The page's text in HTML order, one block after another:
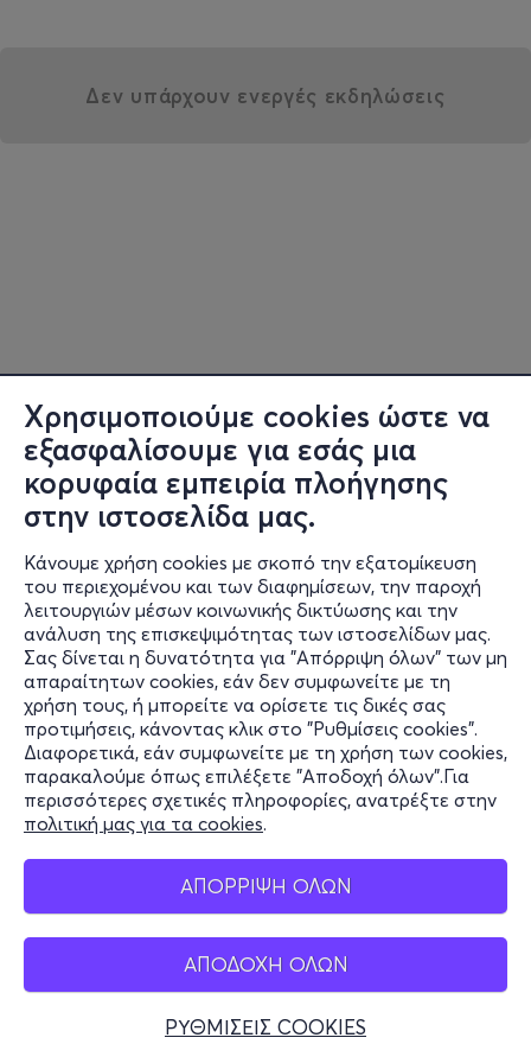
Χρησιμοποιούμε cookies ώστε να
εξασφαλίσουμε για εσάς μια
κορυφαία εμπειρία πλοήγησης
στην ιστοσελίδα μας.
Κάνουμε χρήση cookies με σκοπό την εξατομίκευση
του περιεχομένου και των διαφημίσεων, την παροχή
λειτουργιών μέσων κοινωνικής δικτύωσης και την
ανάλυση της επισκεψιμότητας των ιστοσελίδων μας.
Σας δίνεται η δυνατότητα για "Απόρριψη όλων" των μη
απαραίτητων cookies, εάν δεν συμφωνείτε με τη
χρήση τους, ή μπορείτε να ορίσετε τις δικές σας
προτιμήσεις, κάνοντας κλικ στο "Ρυθμίσεις cookies".
Διαφορετικά, εάν συμφωνείτε με τη χρήση των cookies,
παρακαλούμε όπως επιλέξετε "Αποδοχή όλων".Για
περισσότερες σχετικές πληροφορίες, ανατρέξτε στην
πολιτική μας για τα cookies.
ΑΠΟΡΡΙΨΗ ΟΛΩΝ
ΑΠΟΔΟΧΗ ΟΛΩΝ
ΡΥΘΜΙΣΕΙΣ COOKIES
Δεν υπάρχουν ενεργές εκδηλώσεις